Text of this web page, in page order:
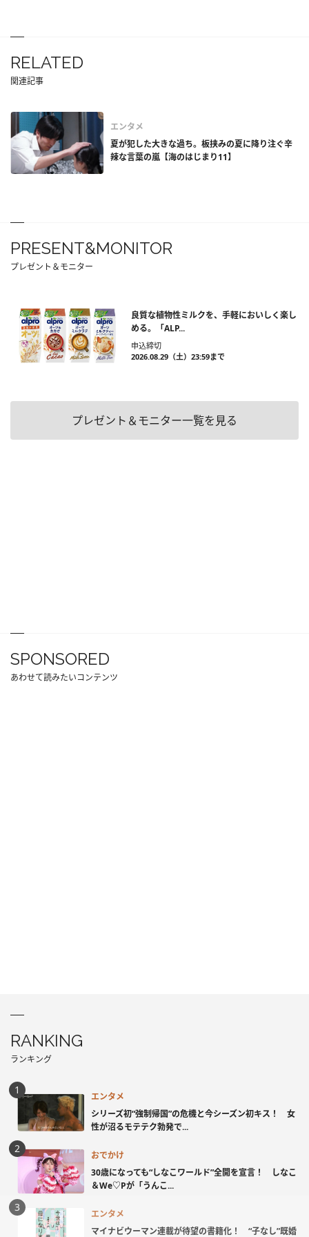
RELATED
関連記事
エンタメ
夏が犯した大きな過ち。板挟みの夏に降り注ぐ辛
辣な言葉の嵐【海のはじまり11】
PRESENT&MONITOR
プレゼント＆モニター
良質な植物性ミルクを、手軽においしく楽し
める。「ALP...
申込締切
2026.08.29（土）23:59まで
プレゼント＆モニター一覧を見る
SPONSORED
あわせて読みたいコンテンツ
RANKING
ランキング
エンタメ
シリーズ初“強制帰国”の危機と今シーズン初キス！ 女
性が沼るモテテク勃発で...
おでかけ
30歳になっても“しなこワールド”全開を宣言！ しなこ
＆We♡Pが「うんこ...
エンタメ
マイナビウーマン連載が待望の書籍化！ “子なし”既婚